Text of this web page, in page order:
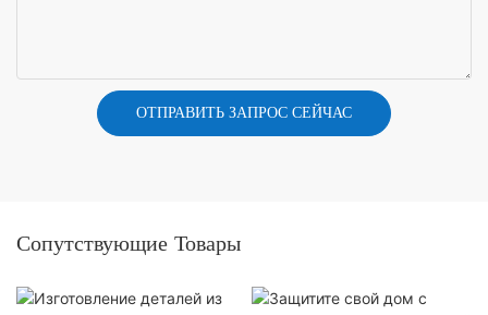
ОТПРАВИТЬ ЗАПРОС СЕЙЧАС
Сопутствующие Товары